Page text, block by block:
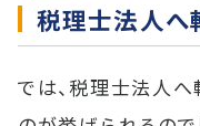
税理士法人へ
では、税理士法人へ